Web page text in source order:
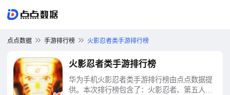
点点数据 手游排行榜 火影忍者类手游排行榜
火影忍者类手游排行榜
华为手机火影忍者类手游排行榜由点点数据提
供。本次排行榜包含了：火影忍者、第五人